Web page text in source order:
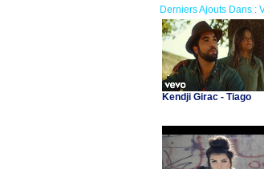
Derniers Ajouts Dans :
Kendji Girac - Tiago